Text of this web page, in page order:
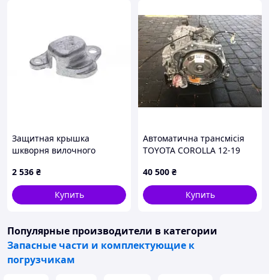
Защитная крышка
шкворня вилочного
23320-71
2 536 ₴
Купить
Автоматична трансмісія
TOYOTA COROLLA 12-19
40 500 ₴
Купить
Популярные производители в категории
Запасные части и комплектующие к
погрузчикам